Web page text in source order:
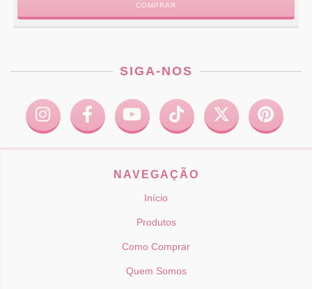
COMPRAR
SIGA-NOS
NAVEGAÇÃO
Início
Produtos
Como Comprar
Quem Somos